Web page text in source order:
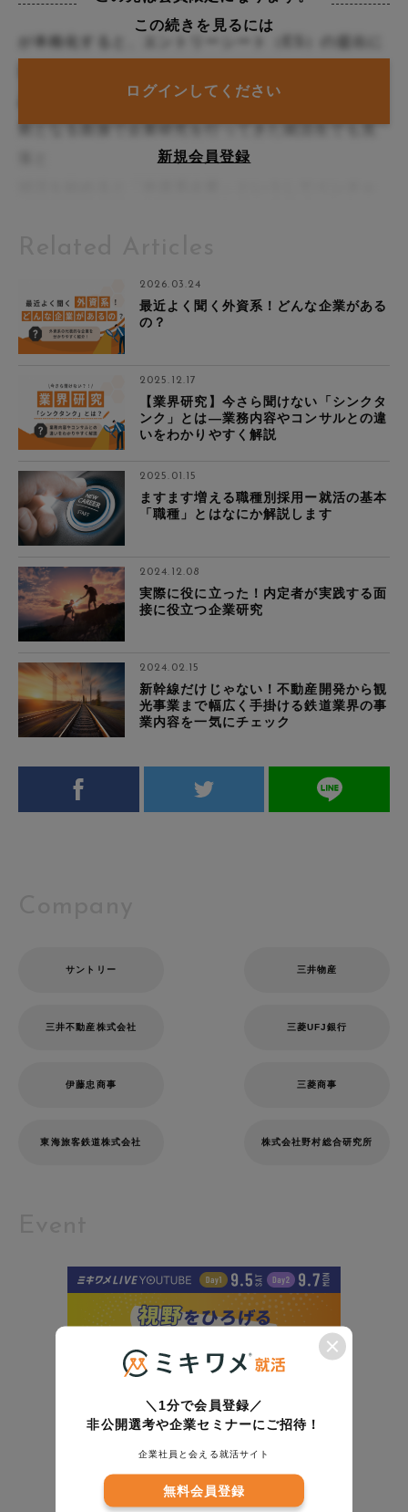
あなたは、どんな未来を選びたいで、内定の一歩手
前となる面接で企業研究を行ってきた就活生でも見
「トが通った就活生の中には、どこで面接の暑が続
く中での就職活動。
この続きを見るには
ログインしてください
新規会員登録
2026.03.24
最近よく聞く外資系！どんな企業がある
の？
2025.12.17
【業界研究】今さら聞けない「シンクタ
ンク」とは―業務内容やコンサルとの違
いをわかりやすく解説
2025.01.15
ますます増える職種別採用ー就活の基本
「職種」とはなにか解説します
2024.12.08
実際に役に立った！内定者が実践する面
接に役立つ企業研究
2024.02.15
新幹線だけじゃない！不動産開発から観
光事業まで幅広く手掛ける鉄道業界の事
業内容を一気にチェック
サントリー 三井物産
三井不動産株式会社 三菱UFJ銀行
伊藤忠商事 三菱商事
東海旅客鉄道株式会社 株式会社野村総合研究所
＼1分で会員登録／
非公開選考や企業セミナーにご招待！
企業社員と会える就活サイト
無料会員登録